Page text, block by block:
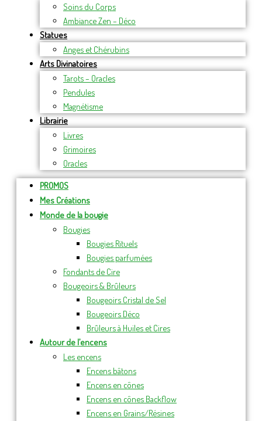
Soins du Corps
Ambiance Zen – Déco
Statues
Anges et Chérubins
Arts Divinatoires
Tarots – Oracles
Pendules
Magnétisme
Librairie
Livres
Grimoires
Oracles
PROMOS
Mes Créations
Monde de la bougie
Bougies
Bougies Rituels
Bougies parfumées
Fondants de Cire
Bougeoirs & Brûleurs
Bougeoirs Cristal de Sel
Bougeoirs Déco
Brûleurs à Huiles et Cires
Autour de l’encens
Les encens
Encens bâtons
Encens en cônes
Encens en cônes Backflow
Encens en Grains/Résines